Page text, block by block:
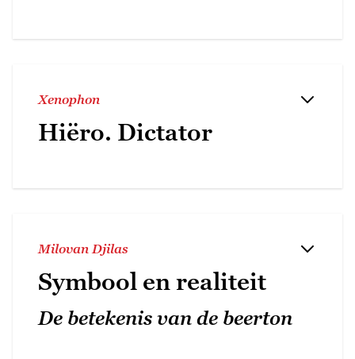
Xenophon
Hiëro. Dictator
Milovan Djilas
Symbool en realiteit
De betekenis van de beerton